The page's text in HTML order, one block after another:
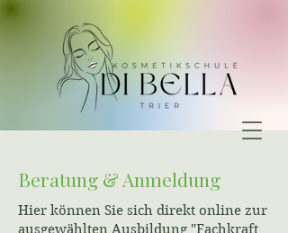
Beratung & Anmeldung
Hier können Sie sich direkt online zur
ausgewählten Ausbildung "Fachkraft